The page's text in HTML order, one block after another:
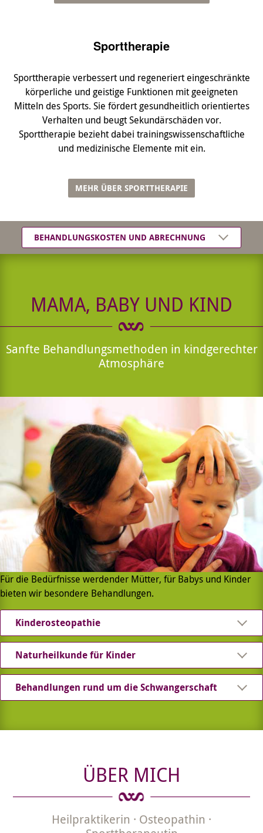
Sporttherapie
Sporttherapie verbessert und regeneriert eingeschränkte
körperliche und geistige Funktionen mit geeigneten
Mitteln des Sports. Sie fördert gesundheitlich orientiertes
Verhalten und beugt Sekundärschäden vor.
Sporttherapie bezieht dabei trainingswissenschaftliche
und medizinische Elemente mit ein.
MEHR ÜBER SPORTTHERAPIE
BEHANDLUNGSKOSTEN UND ABRECHNUNG
MAMA, BABY UND KIND
Sanfte Behandlungsmethoden in kindgerechter
Atmosphäre
Für die Bedürfnisse werdender Mütter, für Babys und Kinder
bieten wir besondere Behandlungen.
Kinderosteopathie
Naturheilkunde für Kinder
Behandlungen rund um die Schwangerschaft
ÜBER MICH
Heilpraktikerin · Osteopathin ·